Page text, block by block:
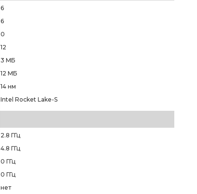
6
6
0
12
3 МБ
12 МБ
14 нм
Intel Rocket Lake-S
2.8 ГГц
4.8 ГГц
0 ГГц
0 ГГц
нет